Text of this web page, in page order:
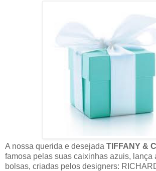
A nossa querida e desejada TIFFANY &
famosa pelas suas caixinhas azuis, lança
bolsas, criadas pelos designers: